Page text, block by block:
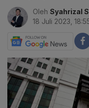
Oleh Syahrizal
18 Juli 2023,